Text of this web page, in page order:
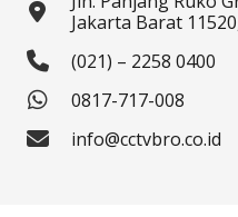
Jakarta Barat
(021) – 2258 0400
0817-717-008
info@cctvbro.co.id